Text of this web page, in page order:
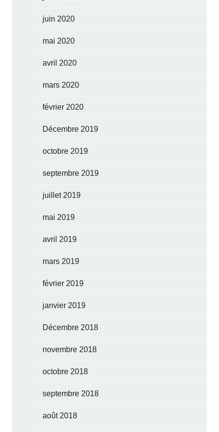
juin 2020
mai 2020
avril 2020
mars 2020
février 2020
Décembre 2019
octobre 2019
septembre 2019
juillet 2019
mai 2019
avril 2019
mars 2019
février 2019
janvier 2019
Décembre 2018
novembre 2018
octobre 2018
septembre 2018
août 2018